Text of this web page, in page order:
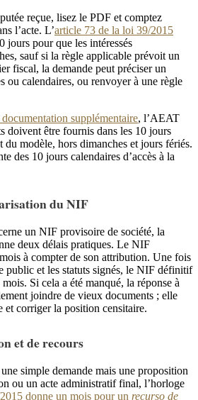
reçue, lisez le PDF et comptez
l’acte. L’article 73 de la loi 39/2015
jours pour que les intéressés
sauf si la règle applicable prévoit un
fiscal, la demande peut préciser un
ou calendaires, ou renvoyer à une règle
supplémentaire, l’AEAT
doivent être fournis dans les 10 jours
du modèle, hors dimanches et jours fériés.
des 10 jours calendaires d’accès à la
du NIF
un NIF provisoire de société, la
deux délais pratiques. Le NIF
à compter de son attribution. Une fois
public et les statuts signés, le NIF définitif
Si cela a été manqué, la réponse à
joindre de vieux documents ; elle
et corriger la position censitaire.
et de recours
simple demande mais une proposition
ou un acte administratif final, l’horloge
donne un mois pour un recurso de